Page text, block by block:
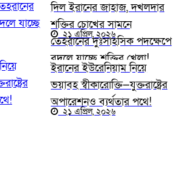
দিল ইরানের জাহাজ, দখলদার
শক্তির চোখের সামনে
তেহরানের দুঃসাহসিক পদক্ষেপে
বদলে যাচ্ছে শক্তির খেলা!
২১ এপ্রিল, ২০২৬
ইরানের ইউরেনিয়াম নিয়ে
ভয়াবহ স্বীকারোক্তি—যুক্তরাষ্ট্রের
অপারেশনও ব্যর্থতার পথে!
২১ এপ্রিল, ২০২৬